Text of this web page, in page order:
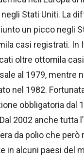
Stati Uniti. La
un picco negli
casi registrati. In
oltre ottomila
al 1979, mentre
nel 1982.
obbligatoria dal
2002 anche tutta
da polio che però
in alcuni paesi del